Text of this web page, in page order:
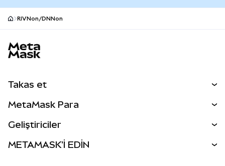
RIVNon/DNNon
Takas et
Perps
RWA'lar
MetaMask Para
Geliştiriciler
METAMASK'İ EDİN